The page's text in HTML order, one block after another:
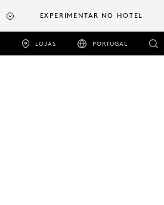
EXPERIMENTAR NO HOTEL
LOJAS PORTUGAL